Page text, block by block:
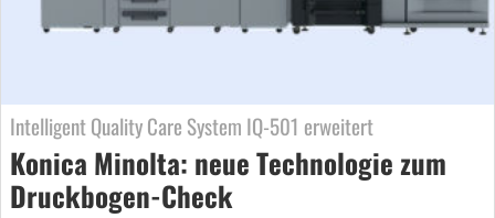
Intelligent Quality Care System IQ-501 erweitert
Konica Minolta: neue Technologie zum
Druckbogen-Check